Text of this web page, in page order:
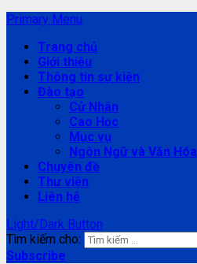
Primary Menu
Trang chủ
Giới thiệu
Thông tin sự kiện
Đào tạo
Cử Nhân
Cao Học
Mục vụ
Ngôn Ngữ và Văn Hóa
Chuyên đề
Thư viện
Liên hệ
Light/Dark Button
Tìm kiếm cho:
Subscribe